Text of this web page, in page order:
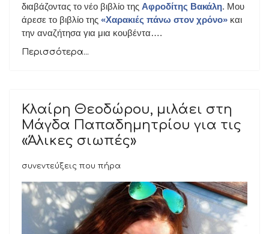
διαβάζοντας το νέο βιβλίο της Αφροδίτης Βακάλη. Μου
άρεσε το βιβλίο της «Χαρακιές πάνω στον χρόνο» και
την αναζήτησα για μια κουβέντα….
Περισσότερα...
Κλαίρη Θεοδώρου, μιλάει στη
Μάγδα Παπαδημητρίου για τις
«Άλικες σιωπές»
συνεντεύξεις που πήρα